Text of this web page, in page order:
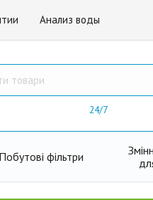
Анализ воды
24/7
Побутові фільтри